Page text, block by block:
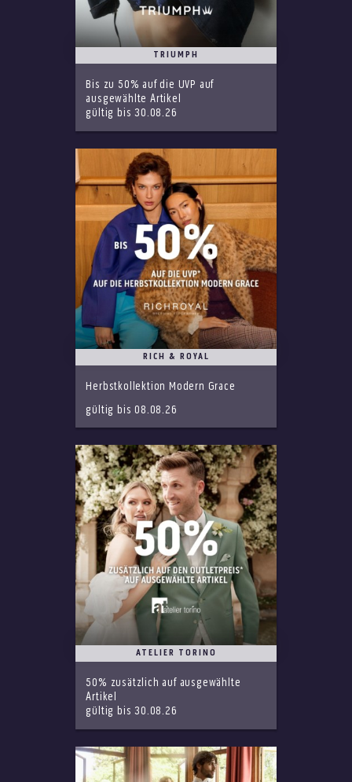
TRIUMPH
Bis zu 50% auf die UVP auf
ausgewählte Artikel
gültig bis 30.08.26
RICH & ROYAL
Herbstkollektion Modern Grace
gültig bis 08.08.26
ATELIER TORINO
50% zusätzlich auf ausgewählte
Artikel
gültig bis 30.08.26